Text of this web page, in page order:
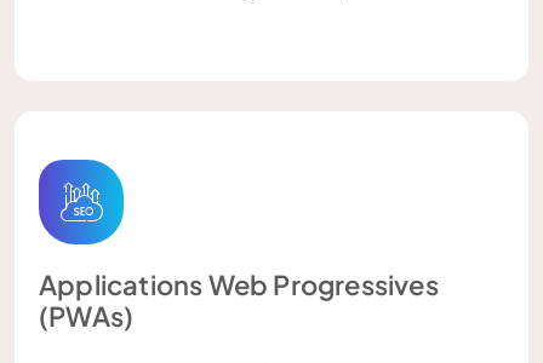
Applications Web Progressives
(PWAs)